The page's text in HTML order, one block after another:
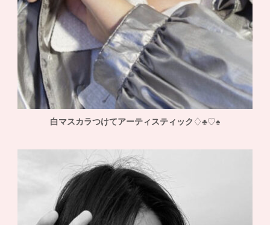
白マスカラつけてアーティスティック ♢♣♡♠